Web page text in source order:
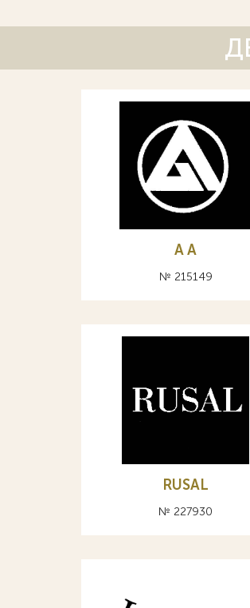
A А
№ 215149
RUSAL
№ 227930